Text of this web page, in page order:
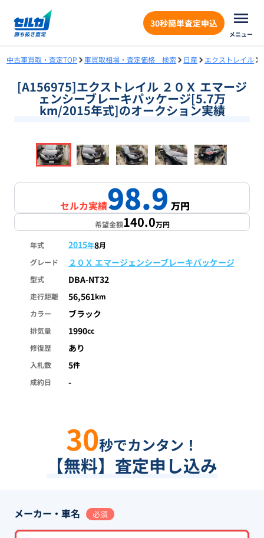
30秒簡単査定申込
メニュー
中古車買取・査定TOP 車買取相場・査定価格 検索 日産 エクストレイル
[A156975]エクストレイル ２０Ｘ エマージ
ェンシーブレーキパッケージ[5.7万
km/2015年式]のオークション実績
1/18
セルカ実績98.9万円
希望金額140.0万円
年式 2015年8月
グレード
２０Ｘ エマージェンシーブレーキパッケージ
型式 DBA-NT32
走行距離 56,561km
カラー
ブラック
排気量 1990cc
修復歴
あり
入札数 5件
成約日
-
30秒でカンタン！
【無料】査定申し込み
メーカー・車名 必須